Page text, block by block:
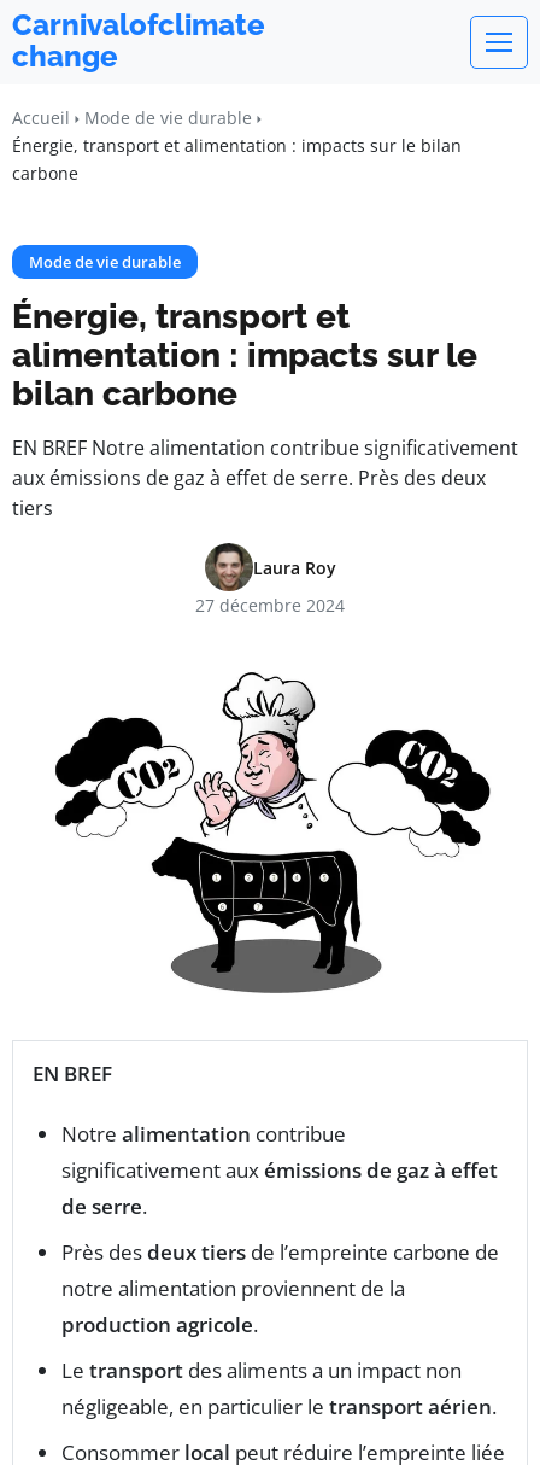
Carnivalofclimate
change
Accueil
Mode de vie durable
Énergie, transport et alimentation : impacts sur le bilan
carbone
Mode de vie durable
Énergie, transport et
alimentation : impacts sur le
bilan carbone
EN BREF Notre alimentation contribue significativement
aux émissions de gaz à effet de serre. Près des deux
tiers
Laura Roy
27 décembre 2024
EN BREF
Notre alimentation contribue
significativement auxémissions de gaz à effet
de serre.
Près desdeux tiers de l’empreinte carbone de
notre alimentation proviennent de la
production agricole.
Le transport des aliments a un impact non
négligeable, en particulier le transport aérien.
Consommer local peut réduire l’empreinte liée